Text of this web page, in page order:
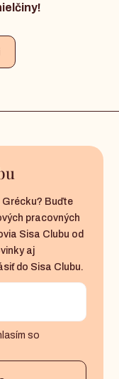
Grécku? Buďte
pracovných
Sisa Clubu od
aj
do Sisa Clubu.
so